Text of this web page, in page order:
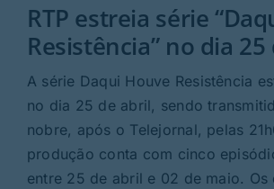
Opinião
Região
Rubricas
RTP estreia série
Resistência” no dia
​A série Daqui Houve Resistência
no dia 25 de abril, sendo
nobre, após o Telejornal, pelas
produção conta com cinco
entre 25 de abril e 02 de maio. Os